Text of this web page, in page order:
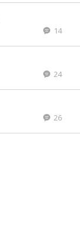
14
24
26